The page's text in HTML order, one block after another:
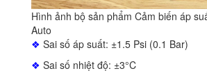
Hình ảnh bộ sản phẩm Cảm biến áp
Auto
❖ Sai số áp suất: ±1.5 Psi (0.1 Bar)
❖ Sai số nhiệt độ: ±3°C